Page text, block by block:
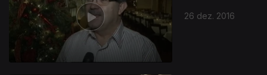
26 dez. 2016